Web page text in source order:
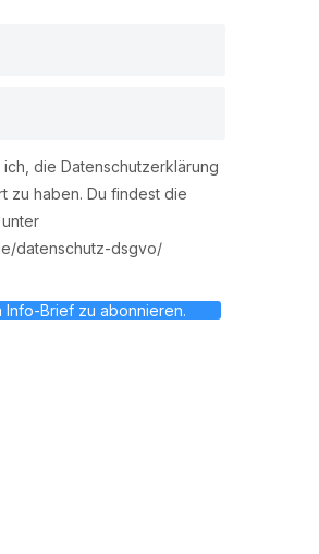
ich, die Datenschutzerklärung
zu haben. Du findest die
datenschutz-dsgvo/
Info-Brief zu abonnieren.